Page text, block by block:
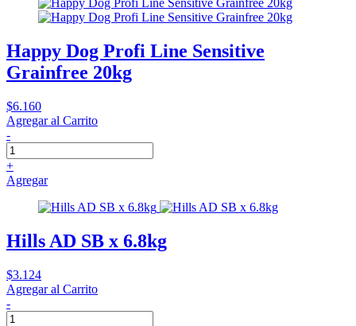
Happy Dog Profi Line Sensitive
Grainfree 20kg
$6.160
Agregar al Carrito
-
+
Agregar
Hills AD SB x 6.8kg
$3.124
Agregar al Carrito
-